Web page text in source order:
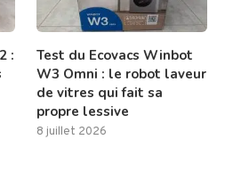
:
Test du Ecovacs Winbot
W3 Omni : le robot laveur
de vitres qui fait sa
propre lessive
8 juillet 2026